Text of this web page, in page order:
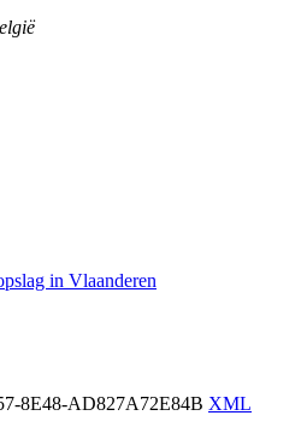
in Vlaanderen
8E48-AD827A72E84B XML